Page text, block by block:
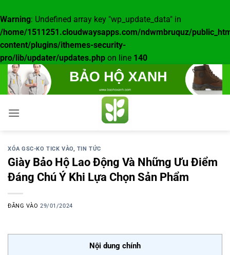
Warning: Undefined array key "wp_update_data" in
/home/1511251.cloudwaysapps.com/ndwmbruquz/
content/plugins/ithemes-security-
pro/lib/updater/updates.php on line 140
Bỏ
qua
nội
dung
XÓA GSC-KO TICK VÀO, TIN TỨC
Giày Bảo Hộ Lao Động Và Những Ưu Điểm
Đáng Chú Ý Khi Lựa Chọn Sản Phẩm
ĐĂNG VÀO29/01/2024
Nội dung chính